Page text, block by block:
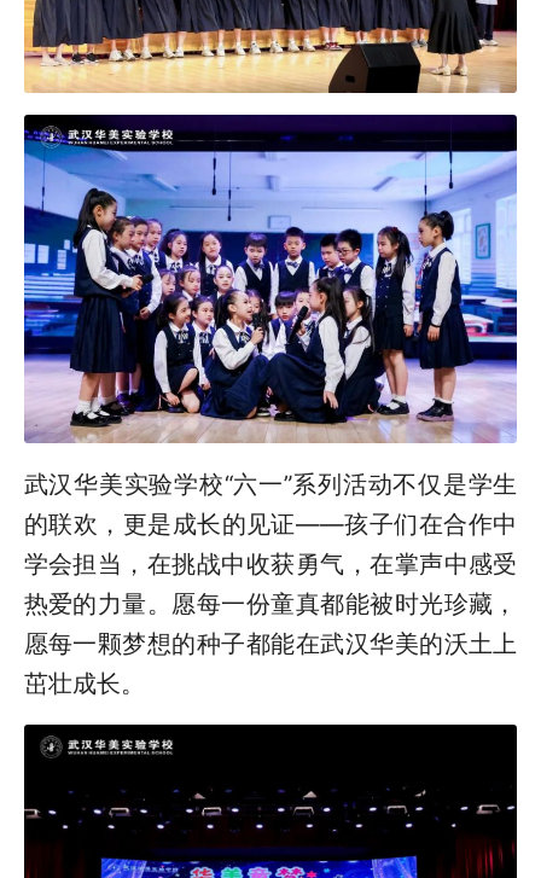
武汉华美实验学校“六一”系列活动不仅是学生
的联欢，更是成长的见证——孩子们在合作中
学会担当，在挑战中收获勇气，在掌声中感受
热爱的力量。愿每一份童真都能被时光珍藏，
愿每一颗梦想的种子都能在武汉华美的沃土上
茁壮成长。